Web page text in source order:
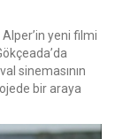
yeni filmi
sinemasının
bir araya